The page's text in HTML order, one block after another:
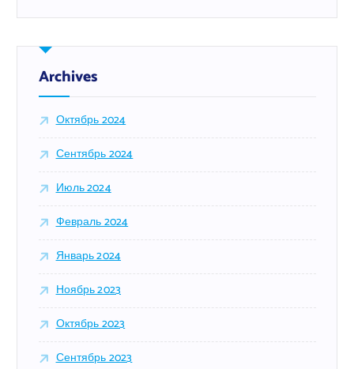
т
:
Archives
Октябрь 2024
Сентябрь 2024
Июль 2024
Февраль 2024
Январь 2024
Ноябрь 2023
Октябрь 2023
Сентябрь 2023